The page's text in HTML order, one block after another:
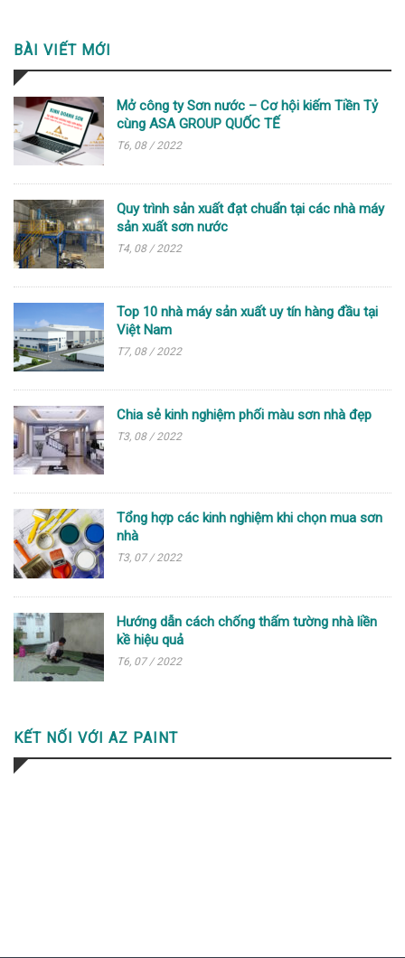
BÀI VIẾT MỚI
Mở công ty Sơn nước – Cơ hội kiếm Tiền Tỷ
cùng ASA GROUP QUỐC TẾ
T6, 08 / 2022
Quy trình sản xuất đạt chuẩn tại các nhà máy
sản xuất sơn nước
T4, 08 / 2022
Top 10 nhà máy sản xuất uy tín hàng đầu tại
Việt Nam
T7, 08 / 2022
Chia sẻ kinh nghiệm phối màu sơn nhà đẹp
T3, 08 / 2022
Tổng hợp các kinh nghiệm khi chọn mua sơn
nhà
T3, 07 / 2022
Hướng dẫn cách chống thấm tường nhà liền
kề hiệu quả
T6, 07 / 2022
KẾT NỐI VỚI AZ PAINT